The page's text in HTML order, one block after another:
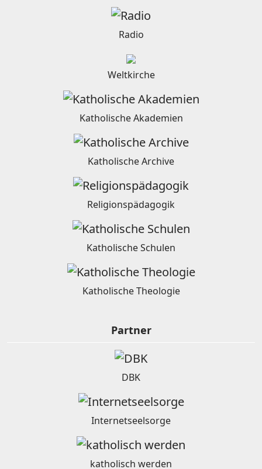
Radio
Weltkirche
Katholische Akademien
Katholische Archive
Religionspädagogik
Katholische Schulen
Katholische Theologie
Partner
DBK
Internetseelsorge
katholisch werden